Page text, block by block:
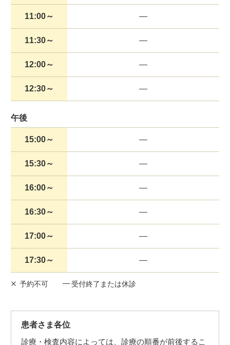
11:00～
11:30～
12:00～
12:30～
午後
15:00～
15:30～
16:00～
16:30～
17:00～
17:30～
予約不可 受付終了または休診
患者さま各位
診療・検査内容によっては、診療の順番が前後するこ